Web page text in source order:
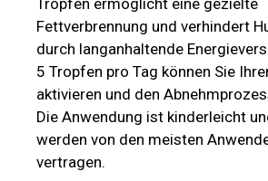
Fettverbrennung und verhindert
durch langanhaltende
5 Tropfen pro Tag können Sie
aktivieren und den
Die Anwendung ist kinderleicht
werden von den meisten
vertragen.